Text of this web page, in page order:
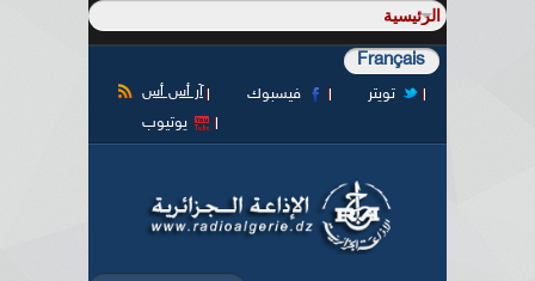
Français
آر أس أس فيسبوك
تويتر
يوتيوب